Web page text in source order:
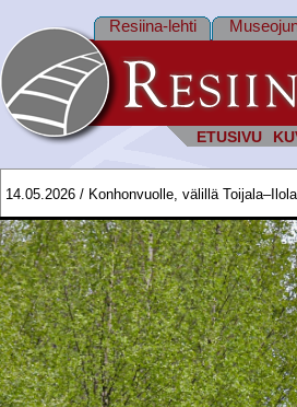
ETUSIVU
Resiina-lehti
14.05.2026 / Konhonvuolle, välillä Toijala–Ilola